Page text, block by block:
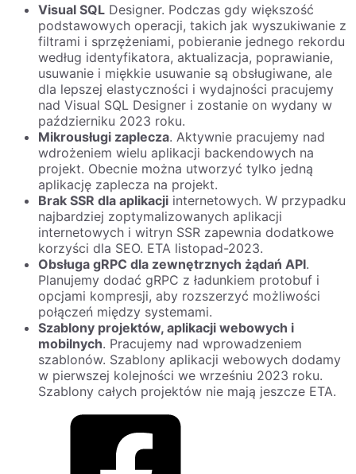
Visual SQL Designer. Podczas gdy większość
podstawowych operacji, takich jak wyszukiwanie z
filtrami i sprzężeniami, pobieranie jednego rekordu
według identyfikatora, aktualizacja, poprawianie,
usuwanie i miękkie usuwanie są obsługiwane, ale
dla lepszej elastyczności i wydajności pracujemy
nad Visual SQL Designer i zostanie on wydany w
październiku 2023 roku.
Mikrousługi zaplecza. Aktywnie pracujemy nad
wdrożeniem wielu aplikacji backendowych na
projekt. Obecnie można utworzyć tylko jedną
aplikację zaplecza na projekt.
Brak SSR dla aplikacji internetowych. W przypadku
najbardziej zoptymalizowanych aplikacji
internetowych i witryn SSR zapewnia dodatkowe
korzyści dla SEO. ETA listopad-2023.
Obsługa gRPC dla zewnętrznych żądań API.
Planujemy dodać gRPC z ładunkiem protobuf i
opcjami kompresji, aby rozszerzyć możliwości
połączeń między systemami.
Szablony projektów, aplikacji webowych i
mobilnych. Pracujemy nad wprowadzeniem
szablonów. Szablony aplikacji webowych dodamy
w pierwszej kolejności we wrześniu 2023 roku.
Szablony całych projektów nie mają jeszcze ETA.